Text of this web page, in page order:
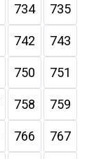
734 735
742 743
750 751
758 759
766 767